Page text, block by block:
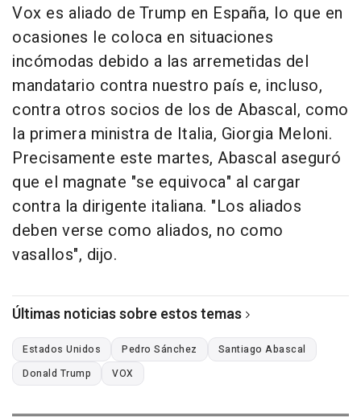
Vox es aliado de Trump en España, lo que en
ocasiones le coloca en situaciones
incómodas debido a las arremetidas del
mandatario contra nuestro país e, incluso,
contra otros socios de los de Abascal, como
la primera ministra de Italia, Giorgia Meloni.
Precisamente este martes, Abascal aseguró
que el magnate "se equivoca" al cargar
contra la dirigente italiana. "Los aliados
deben verse como aliados, no como
vasallos", dijo.
Últimas noticias sobre estos temas
Estados Unidos Pedro Sánchez
Santiago Abascal
Donald Trump
VOX